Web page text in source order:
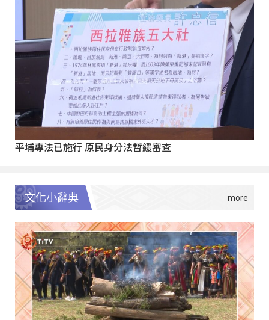
平埔專法已施行 原民身分法暫緩審查
文化小辭典